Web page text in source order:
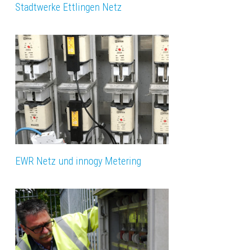
Stadtwerke Ettlingen Netz
EWR Netz und innogy Metering